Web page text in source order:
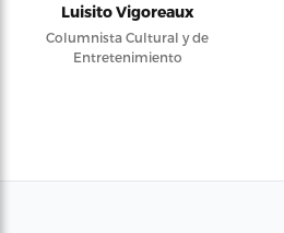
Luisito Vigoreaux
Columnista Cultural y de
Entretenimiento